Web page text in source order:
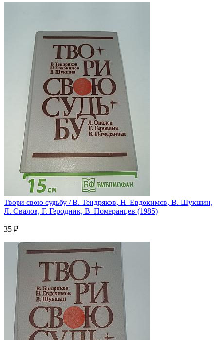
Твори свою судьбу / В. Тендряков, Н. Евдокимов, В. Шукшин,
Л. Овалов, Г. Геродник, В. Померанцев (1985)
35 ₽